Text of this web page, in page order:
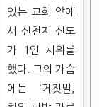
있는 교회 앞에
서 신천지 신도
가 1인 시위를
했다. 그의 가슴
에는 ‘거짓말,